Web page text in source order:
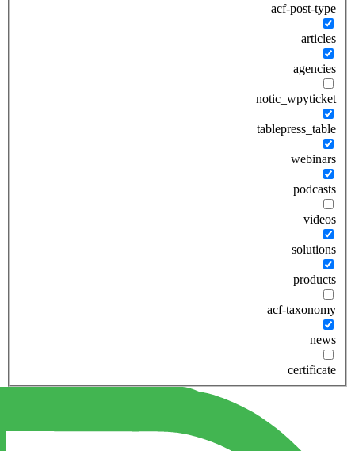
acf-post-type
articles
agencies
notic_wpyticket
tablepress_table
webinars
podcasts
videos
solutions
products
acf-taxonomy
news
certificate